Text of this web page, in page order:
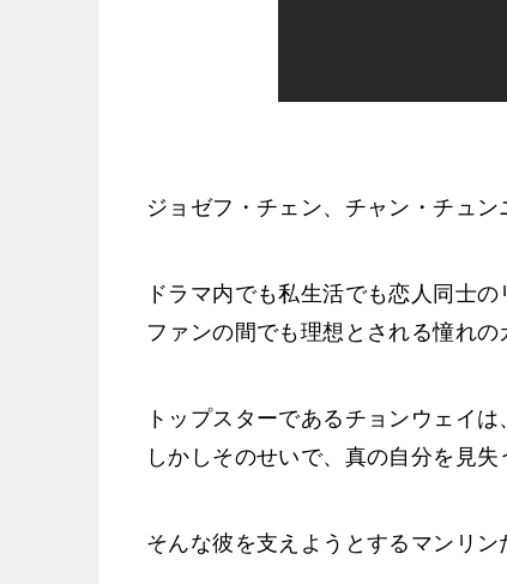
ジョゼフ・チェン、チャン・チュ
ドラマ内でも私生活でも恋人同士
ファンの間でも理想とされる憧れの
トップスターであるチョンウェイ
しかしそのせいで、真の自分を見失
そんな彼を支えようとするマンリ